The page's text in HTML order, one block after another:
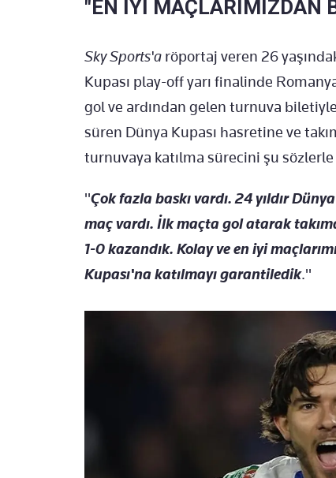
"EN İYİ MAÇLARIMIZDAN
Sky Sports'a röportaj veren 26
Kupası play-off yarı finalinde
gol ve ardından gelen turnuva
süren Dünya Kupası hasretine ve
turnuvaya katılma sürecini şu sözlerle
"Çok fazla baskı vardı. 24 yıldır
maç vardı. İlk maçta gol atarak
1-0 kazandık. Kolay ve en iyi
Kupası'na katılmayı garantiledik."